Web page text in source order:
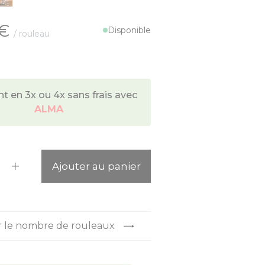
/ rouleau Disponible
en 3x ou 4x sans frais avec
ALMA
Ajouter au panier
le nombre de rouleaux